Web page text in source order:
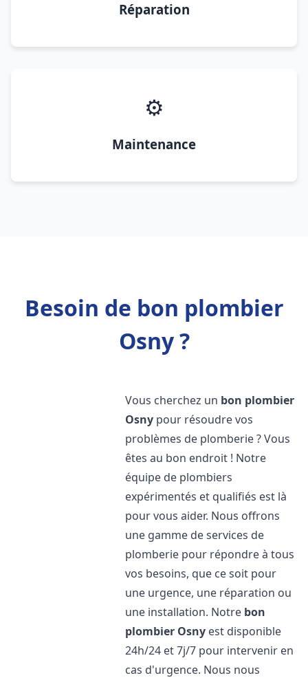
Réparation
⚙️
Maintenance
Besoin de bon plombier
Osny ?
Vous cherchez un bon plombier
Osny pour résoudre vos
problèmes de plomberie ? Vous
êtes au bon endroit ! Notre
équipe de plombiers
expérimentés et qualifiés est là
pour vous aider. Nous offrons
une gamme de services de
plomberie pour répondre à tous
vos besoins, que ce soit pour
une urgence, une réparation ou
une installation. Notre bon
plombier Osny est disponible
24h/24 et 7j/7 pour intervenir en
cas d'urgence. Nous nous